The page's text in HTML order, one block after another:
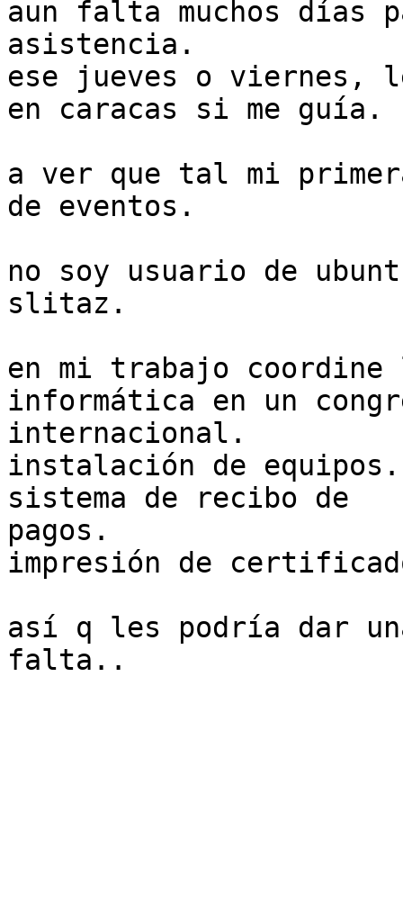
aun falta muchos días
asistencia.
ese jueves o viernes,
en caracas si me guía.
a ver que tal mi
de eventos.
no soy usuario de
slitaz.
en mi trabajo
informática en un
internacional.
instalación de
sistema de recibo de
pagos.
impresión de
así q les podría dar
falta..